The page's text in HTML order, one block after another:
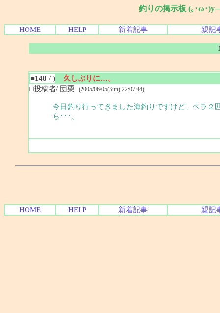
釣りの掲示板 (｡･ω･
HOME HELP 新着記事 親記
■148 / )
久しぶりに…。
□投稿者/ 団栗 -(2005/06/05(Sun) 22:07:44)
今日釣り行ってきました海釣りですけど、ベラ２
ら･･･。
HOME HELP 新着記事 親記